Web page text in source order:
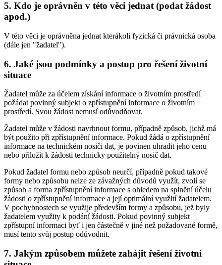
5. Kdo je oprávněn v této věci jednat (podat žádost
apod.)
V této věci je oprávněna jednat kterákoli fyzická či právnická osoba
(dále jen "žadatel").
6. Jaké jsou podmínky a postup pro řešení životní
situace
Žadatel může za účelem získání informace o životním prostředí
požádat povinný subjekt o zpřístupnění informace o životním
prostředí. Svou žádost nemusí odůvodňovat.
Žadatel může v žádosti navrhnout formu, případně způsob, jichž má
být použito při zpřístupnění informace. Pokud žádá o zpřístupnění
informace na technickém nosiči dat, je povinen uhradit jeho cenu
nebo přiložit k žádosti technicky použitelný nosič dat.
Pokud žadatel formu nebo způsob neurčí, případně pokud takové
formy nebo způsobu nelze ze závažných důvodů využít, zvolí se
způsob a forma zpřístupnění informace s ohledem na splnění účelu
žádosti o zpřístupnění informace a její optimální využití žadatelem.
V pochybnostech se využije především formy a způsobu, jež byly
žadatelem využity k podání žádosti. Pokud povinný subjekt
zpřístupní informaci byť i jen částečně v jiné než požadované formě,
musí tento svůj postup odůvodnit.
7. Jakým způsobem můžete zahájit řešení životní